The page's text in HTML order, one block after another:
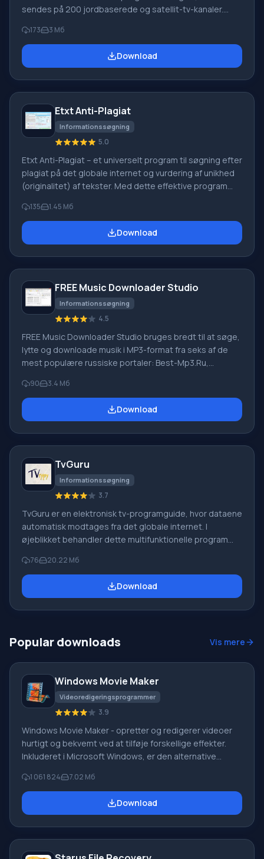
sendes på 200 jordbaserede og satellit-tv-kanaler.
forhåndsvisninger af mange shows, film og serier.
Brugere kan tilpasse notifikationer, fremhæve tv-
programmer med lyse farver og udskrive tv-
173 3 Мб
Download
Etxt Anti-Plagiat
Informationssøgning
5.0
Etxt Anti-Plagiat – et universelt program til søgning efter
plagiat på det globale internet og vurdering af unikhed
(originalitet) af tekster. Med dette effektive program
eller en hel artikel for unikhed. Sammenlignet med sine
analoger har Etxt Anti-Plagiat en række fordele. Det
muliggør en detaljeret analyse af tekstens originalitet
135 1.45 Мб
Download
FREE Music Downloader Studio
Informationssøgning
4.5
FREE Music Downloader Studio bruges bredt til at søge,
lytte og downloade musik i MP3-format fra seks af de
mest populære russiske portaler: Best-Mp3.Ru,
Zaycev.Net. Sammenlignet med lignende programmer
har FREE Music Downloader Studio en række fordele.
Programmets funktionalitet FREE Music Downloader
90 3.4 Мб
Download
TvGuru
Informationssøgning
3.7
TvGuru er en elektronisk tv-programguide, hvor dataene
automatisk modtages fra det globale internet. I
øjeblikket behandler dette multifunktionelle program
understøtter 25 forskellige informationskilder (All Movie,
All TV, Kulichki.Ru, VideoGuide, Gorodskoy Kot og mange
andre). Den elektroniske programoversigt indeholder en
76 20.22 Мб
Download
Popular downloads Vis mere
Windows Movie Maker
Videoredigeringsprogrammer
3.9
Windows Movie Maker - opretter og redigerer videoer
hurtigt og bekvemt ved at tilføje forskellige effekter.
Inkluderet i Microsoft Windows, er den alternative
Live-softwarepakke fra Microsoft. Funktioner i Windows
Movie Maker: Optag video fra forskellige kilder
(videokameraer, mobiltelefoner, digitale videokameraer,
1 061 824 7.02 Мб
Download